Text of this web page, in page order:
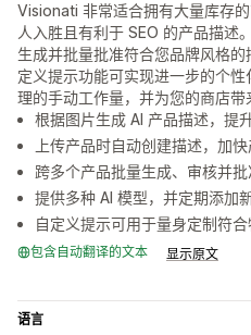
Visionati 非常适合拥有大量库存
人入胜且有利于 SEO 的产品描述
生成并批量批准符合您品牌风格
定义提示功能可实现进一步的个
理的手动工作量，并为您的商店带
根据图片生成 AI 产品描述，提
上传产品时自动创建描述，加
跨多个产品批量生成、审核并
提供多种 AI 模型，并定期添加
自定义提示可用于量身定制符
包含自动翻译的文本 显示原文
语言